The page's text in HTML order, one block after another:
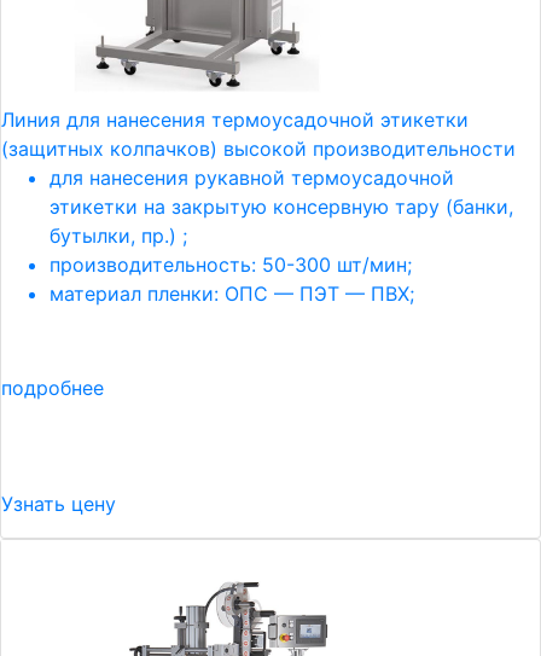
Линия для нанесения термоусадочной этикетки
(защитных колпачков) высокой производительности
для нанесения рукавной термоусадочной
этикетки на закрытую консервную тару (банки,
бутылки, пр.) ;
производительность: 50-300 шт/мин;
материал пленки: ОПС — ПЭТ — ПВХ;
подробнее
Узнать цену